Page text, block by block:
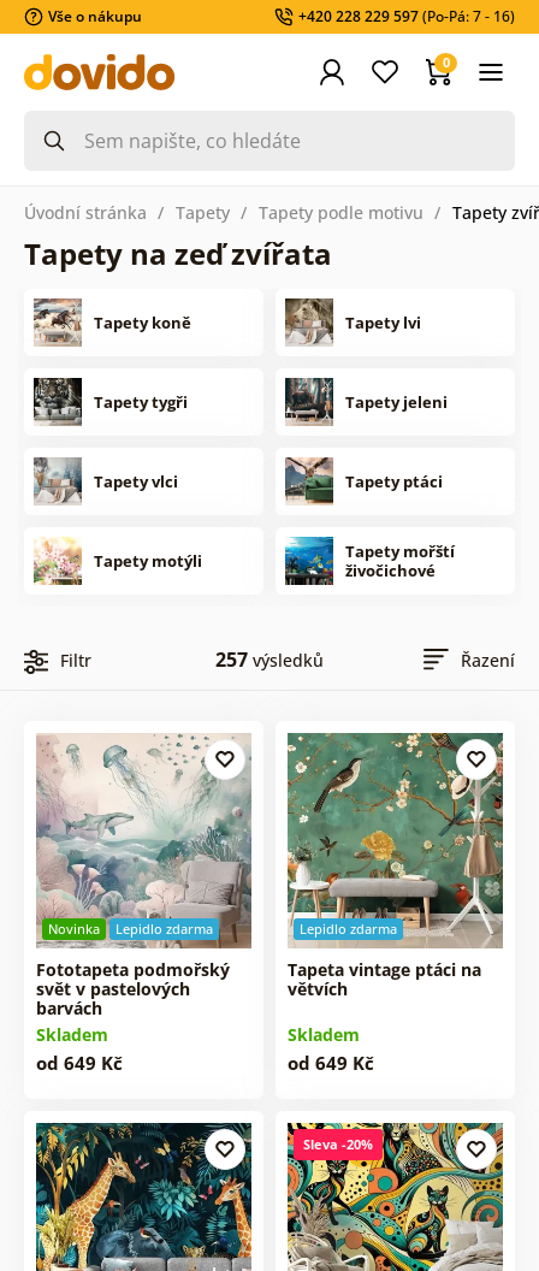
Vše o nákupu +420 228 229 597(Po-Pá: 7 - 16)
0
Úvodní stránka Tapety Tapety podle motivu Tapety
Tapety na zeď zvířata
Tapety koně Tapety lvi
Tapety tygři Tapety jeleni
Tapety vlci Tapety ptáci
Tapety motýli
Tapety mořští
živočichové
Filtr 257 výsledků Řazení
Novinka Lepidlo zdarma
Fototapeta podmořský
svět v pastelových
barvách
Skladem
od 649 Kč
Lepidlo zdarma
Tapeta vintage ptáci na
větvích
Skladem
od 649 Kč
Sleva -20%